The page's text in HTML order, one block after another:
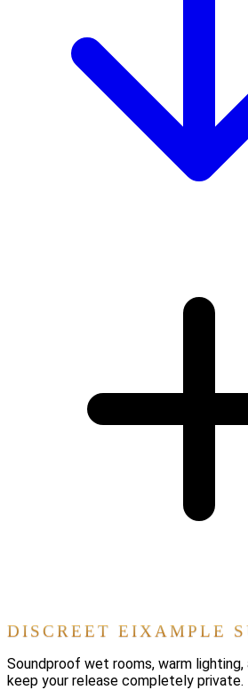
DISCREET EIXAMPLE
Soundproof wet rooms, warm lighting,
keep your release completely private.